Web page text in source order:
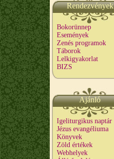
Rendezvények
Bokorünnep
Események
Zenés programok
Táborok
Lelkigyakorlat
BIZS
Ajánló
Igeliturgikus naptár
Jézus evangéliuma
Könyvek
Zöld értékek
Webhelyek